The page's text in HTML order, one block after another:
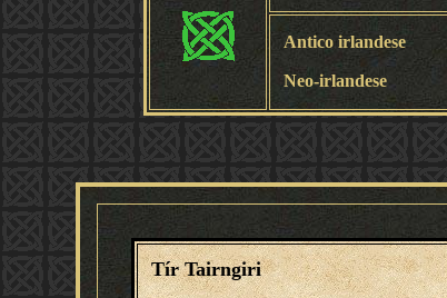
Antico irlandese
Neo-irlandese
Tír Tairngiri